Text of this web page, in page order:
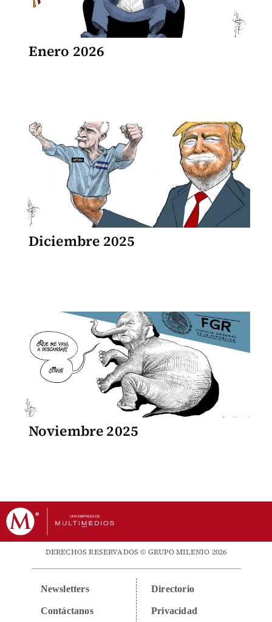
Enero 2026
Diciembre 2025
Noviembre 2025
DERECHOS RESERVADOS © GRUPO MILENIO 2026
Newsletters
Contáctanos
Directorio
Privacidad